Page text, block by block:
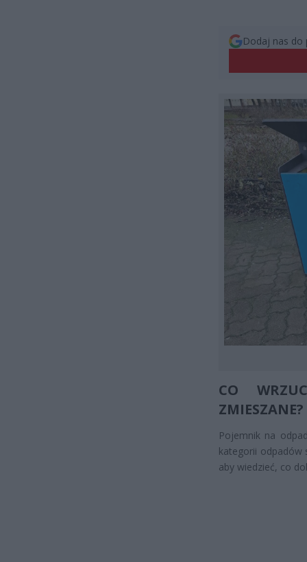
Dodaj nas do
CO
ZMIESZANE?
Pojemnik na
kategorii odpadów
aby wiedzieć, co